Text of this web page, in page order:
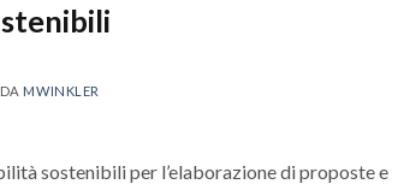
DA MWINKLER
sostenibili per l’elaborazione di proposte e